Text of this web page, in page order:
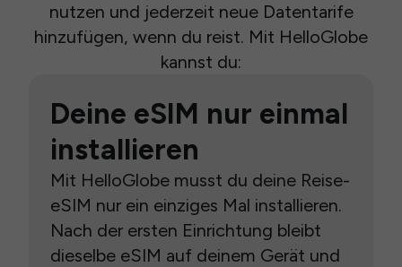
nutzen und jederzeit neue Datentarife
hinzufügen, wenn du reist. Mit HelloGlobe
kannst du:
Deine eSIM nur einmal
installieren
Mit HelloGlobe musst du deine Reise-
eSIM nur ein einziges Mal installieren.
Nach der ersten Einrichtung bleibt
dieselbe eSIM auf deinem Gerät und